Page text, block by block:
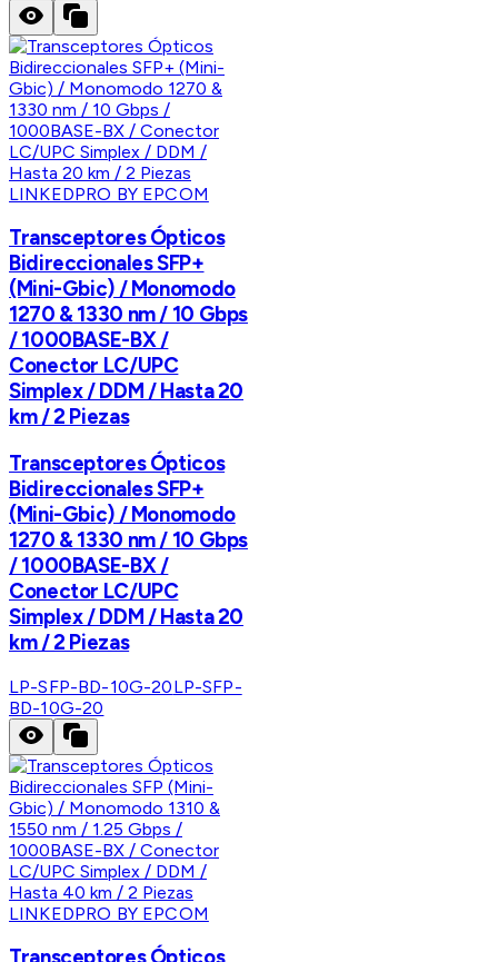
LINKEDPRO BY EPCOM
Transceptores Ópticos
Bidireccionales SFP+
(Mini-Gbic) / Monomodo
1270 & 1330 nm / 10 Gbps
/ 1000BASE-BX /
Conector LC/UPC
Simplex / DDM / Hasta 20
km / 2 Piezas
Transceptores Ópticos
Bidireccionales SFP+
(Mini-Gbic) / Monomodo
1270 & 1330 nm / 10 Gbps
/ 1000BASE-BX /
Conector LC/UPC
Simplex / DDM / Hasta 20
km / 2 Piezas
LP-SFP-BD-10G-20LP-SFP-
BD-10G-20
LINKEDPRO BY EPCOM